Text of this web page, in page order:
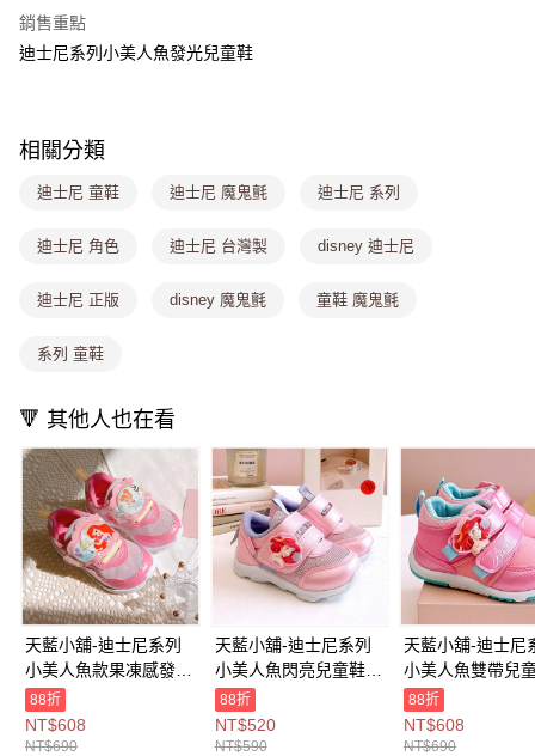
Google Pay
大哥付你分期
2.付款方式選擇「大哥付你分期」，訂單成立後會自動跳轉到大哥付的交易
成交易。
4.訂單成立30分鐘內，如未前往確認交易或遇審核未通過，訂單將自動取
【繳款方式說明】
醒簡訊。
【注意事項】
1.本服務係由「台灣大哥大股份有限公司」（以下簡稱本公司）所提供，讓
用戶於交易時，得透過本服務購買商品或服務，並由商店將買賣／分期付款
買賣價金債權讓與本公司後，依約使用本公司帳單繳交帳款。
2.基於同意付款使用「大哥付你分期」之契約關係目的，商店將以您的個人
資料（包含姓名、電話或地址）提供予台灣大哥大進項蒐集、處理及利用，
由本公司與您本人進行分期帳單所需資料之確認、核對及更正。
3.完整用戶服務條款，請詳閱以下連結：https://oppay.tw/userRule
運送方式
每筆NT$80，滿NT$699(含以上)免運費
付款後全家取貨
每筆NT$8,888，滿NT$8,888(含以上)免運費
付款後萊爾富取貨
每筆NT$8,888，滿NT$8,888(含以上)免運費
7-11取貨付款
每筆NT$80，滿NT$1,000(含以上)免運費
付款後7-11取貨
每筆NT$80，滿NT$1,000(含以上)免運費
宅配
每筆NT$100，滿NT$1,000(含以上)免運費
銷售重點
迪士尼系列小美人魚發光兒童鞋
相關分類
迪士尼 童鞋 迪士尼 魔鬼氈 迪士尼 系列
迪士尼 角色 迪士尼 台灣製 disney 迪士尼
迪士尼 正版 disney 魔鬼氈 童鞋 魔鬼氈
系列 童鞋
🔻 其他人也在看
天藍小舖-迪士尼系列
小美人魚款果凍感發光
兒童鞋-單1
款-$690【A27270320
】
88折
NT$608
NT$690
天藍小舖-迪士尼系列
小美人魚閃亮兒童鞋-
單1
款-$590【A27270429
】
88折
NT$520
NT$590
天藍小舖-迪士尼
小美人魚雙帶兒
單1
款-$690【
】
88折
NT$608
NT$690